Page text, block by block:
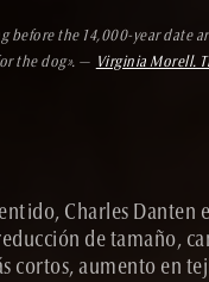
the 14,000-year date
the dog». — Virginia Morell.
Charles Danten
de tamaño,
cortos, aumento en